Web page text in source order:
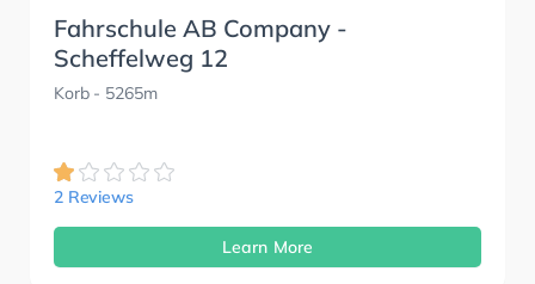
Fahrschule AB Company -
Scheffelweg 12
Korb- 5265m
2 Reviews
Learn More